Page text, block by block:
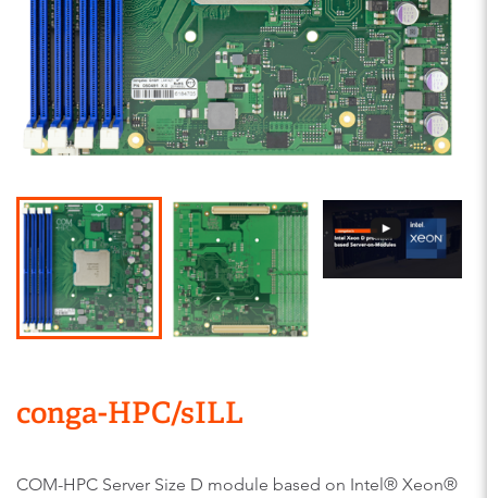
conga-HPC/sILL
COM-HPC Server Size D module based on Intel® Xeon®